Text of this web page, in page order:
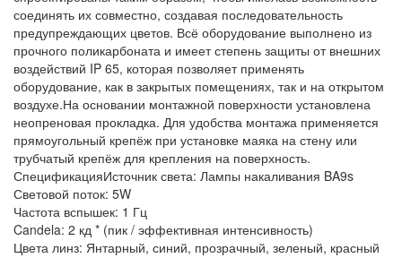
соединять их совместно, создавая последовательность
предупреждающих цветов. Всё оборудование выполнено из
прочного поликарбоната и имеет степень защиты от внешних
воздействий IP 65, которая позволяет применять
оборудование, как в закрытых помещениях, так и на открытом
воздухе.На основании монтажной поверхности установлена
неопреновая прокладка. Для удобства монтажа применяется
прямоугольный крепёж при установке маяка на стену или
трубчатый крепёж для крепления на поверхность.
СпецификацияИсточник света: Лампы накаливания BA9s
Световой поток: 5W
Частота вспышек: 1 Гц
Candela: 2 кд * (пик / эффективная интенсивность)
Цвета линз: Янтарный, синий, прозрачный, зеленый, красный